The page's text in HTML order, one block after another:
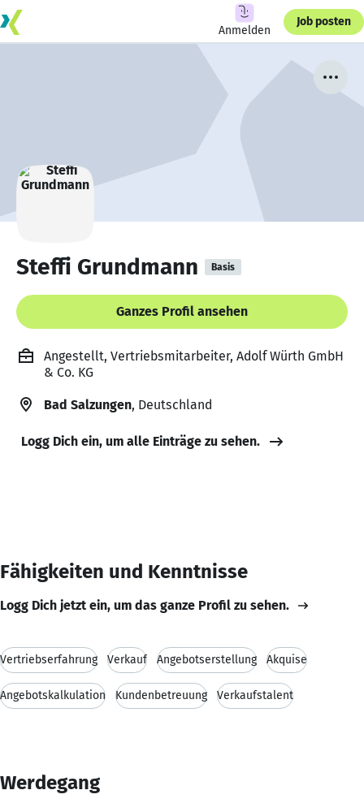
Anmelden
Job posten
Steffi Grundmann Basis
Ganzes Profil ansehen
Angestellt, Vertriebsmitarbeiter, Adolf Würth GmbH
& Co. KG
Bad Salzungen, Deutschland
Logg Dich ein, um alle Einträge zu sehen.
Fähigkeiten und Kenntnisse
Logg Dich jetzt ein, um das ganze Profil zu sehen.
Vertriebserfahrung Verkauf Angebotserstellung Akquise
Angebotskalkulation Kundenbetreuung Verkaufstalent
Werdegang